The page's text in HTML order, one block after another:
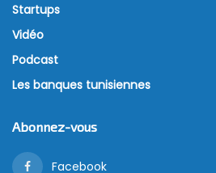
Startups
Vidéo
Podcast
Les banques tunisiennes
Abonnez-vous
Facebook